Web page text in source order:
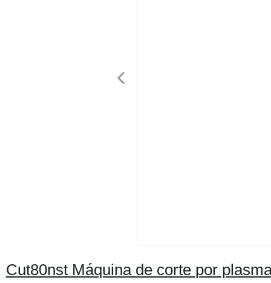
Cut80nst Máquina de corte por